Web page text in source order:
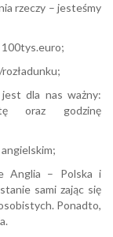
rzeczy – jesteśmy
dla nas ważny:
oraz godzinę
Anglia – Polska i
sami zając się
Ponadto,